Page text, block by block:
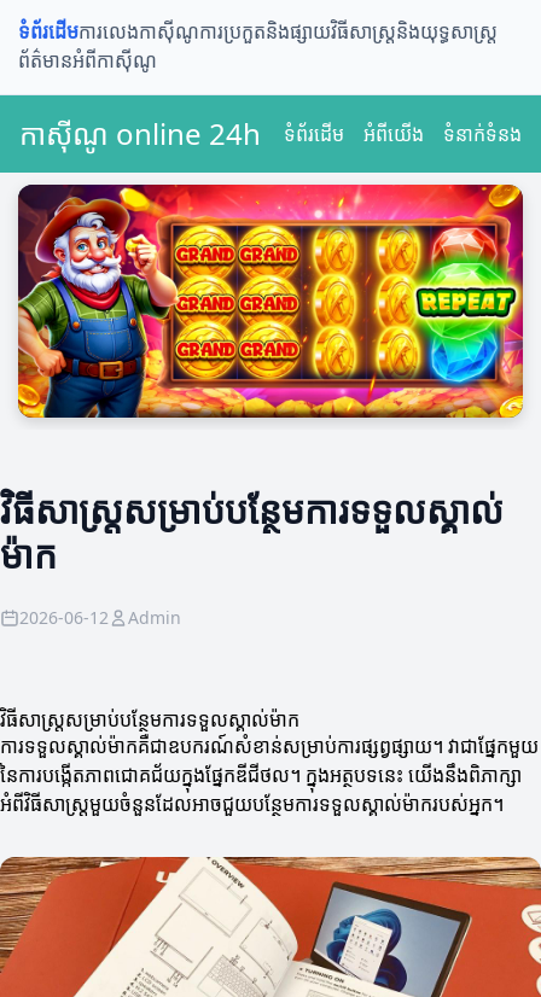
ទំព័រដើមការលេងកាស៊ីណូការប្រកួតនិងផ្សាយវិធីសាស្ត្រនិងយុទ្ធសាស្ត្រ
ព័ត៌មានអំពីកាស៊ីណូ
កាស៊ីណូ online 24h ទំព័រដើម អំពីយើង ទំនាក់ទំនង
វិធីសាស្ត្រសម្រាប់បន្ថែមការទទួលស្គាល់
ម៉ាក
2026-06-12 Admin
វិធីសាស្ត្រសម្រាប់បន្ថែមការទទួលស្គាល់ម៉ាក
ការទទួលស្គាល់ម៉ាកគឺជាឧបករណ៍សំខាន់សម្រាប់ការផ្សព្វផ្សាយ។ វាជាផ្នែកមួយ
នៃការបង្កើតភាពជោគជ័យក្នុងផ្នែកឌីជីថល។ ក្នុងអត្ថបទនេះ យើងនឹងពិភាក្សា
អំពីវិធីសាស្ត្រមួយចំនួនដែលអាចជួយបន្ថែមការទទួលស្គាល់ម៉ាករបស់អ្នក។